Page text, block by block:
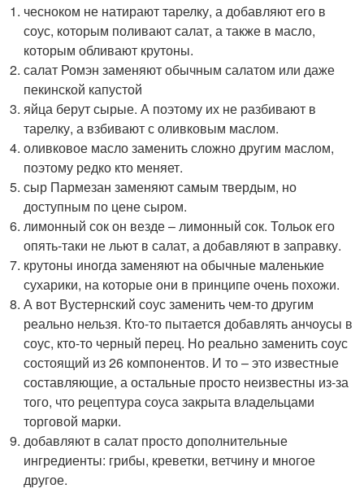
чесноком не натирают тарелку, а добавляют его в
соус, которым поливают салат, а также в масло,
которым обливают крутоны.
салат Ромэн заменяют обычным салатом или даже
пекинской капустой
яйца берут сырые. А поэтому их не разбивают в
тарелку, а взбивают с оливковым маслом.
оливковое масло заменить сложно другим маслом,
поэтому редко кто меняет.
сыр Пармезан заменяют самым твердым, но
доступным по цене сыром.
лимонный сок он везде – лимонный сок. Тольок его
опять-таки не льют в салат, а добавляют в заправку.
крутоны иногда заменяют на обычные маленькие
сухарики, на которые они в принципе очень похожи.
А вот Вустернский соус заменить чем-то другим
реально нельзя. Кто-то пытается добавлять анчоусы в
соус, кто-то черный перец. Но реально заменить соус
состоящий из 26 компонентов. И то – это известные
составляющие, а остальные просто неизвестны из-за
того, что рецептура соуса закрыта владельцами
торговой марки.
добавляют в салат просто дополнительные
ингредиенты: грибы, креветки, ветчину и многое
другое.